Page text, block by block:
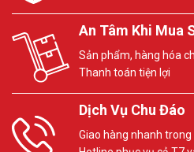
An Tâm Khi Mua
Sản phẩm, hàng hóa
Thanh toán tiện lợi
Dịch Vụ Chu Đáo
Giao hàng nhanh trong